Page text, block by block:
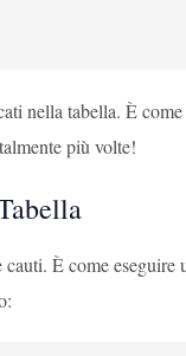
nella tabella. È
più volte!
È come